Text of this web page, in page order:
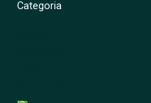
Categoria